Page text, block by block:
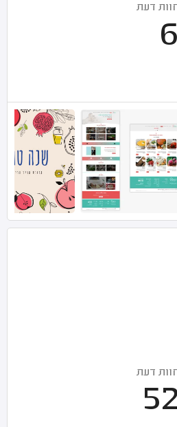
דעת
6
דעת
52